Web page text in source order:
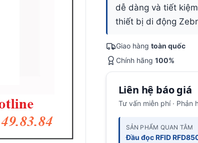
dễ dàng và tiết
thiết bị di động
Giao hàng toàn quốc
Chính hãng 100%
Liên hệ báo giá
Tư vấn miễn phí · Phản
SẢN PHẨM QUAN TÂM
Đầu đọc RFID